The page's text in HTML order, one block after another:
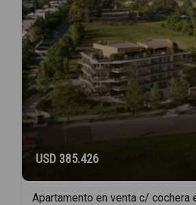
USD 385.426
Apartamento en venta c/ cochera